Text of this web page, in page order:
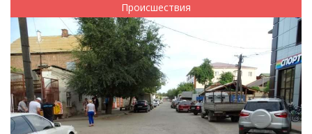
Происшествия